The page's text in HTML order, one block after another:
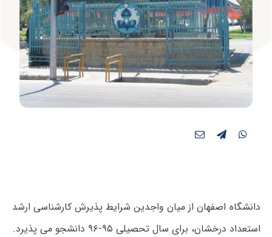
دانشگاه اصفهان از میان واجدین شرایط پذیرش کارشناسی ارشد
استعداد درخشان، برای سال تحصیلی ۹۵-۹۶ دانشجو می پذیرد.